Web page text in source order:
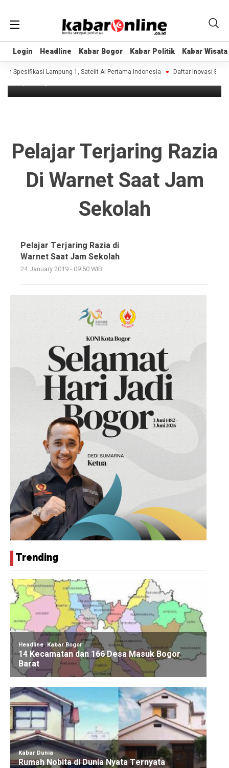
Login Headline Kabar Bogor Kabar Politik Kabar Wisata
Login Headline Kabar Bogor Kabar Politik Kabar Wisata
Spesifikasi Lampung-1, Satelit AI Pertama Indonesia Daftar Inovasi BRIN
Headline
Pelajar Terjaring Razia di Warnet Saat
Jam Sekolah
Pelajar Terjaring Razia
Di Warnet Saat Jam
Sekolah
Pelajar Terjaring Razia di
Warnet Saat Jam Sekolah
24 January 2019 - 09:50 WIB
Trending